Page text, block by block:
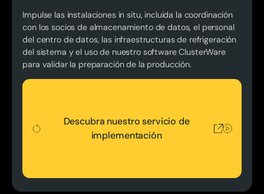
Impulse las instalaciones in situ, incluida la coordinación
con los socios de almacenamiento de datos, el personal
del centro de datos, las infraestructuras de refrigeración
del sistema y el uso de nuestro software ClusterWare
para validar la preparación de la producción.
Descubra nuestro servicio de
implementación
Descubra nuestro servicio de implementación